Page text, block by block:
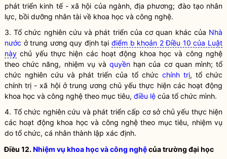
phát triển kinh tế - xã hội của ngành, địa phương; đào tạo nhân
lực, bồi dưỡng nhân tài về khoa học và công nghệ.
3. Tổ chức nghiên cứu và phát triển của cơ quan khác của Nhà
nước ở trung ương quy định tại điểm b khoản 2 Điều 10 của Luật
này chủ yếu thực hiện các hoạt động khoa học và công nghệ
theo chức năng, nhiệm vụ và quyền hạn của cơ quan mình; tổ
chức nghiên cứu và phát triển của tổ chức chính trị, tổ chức
chính trị - xã hội ở trung ương chủ yếu thực hiện các hoạt động
khoa học và công nghệ theo mục tiêu, điều lệ của tổ chức mình.
4. Tổ chức nghiên cứu và phát triển cấp cơ sở chủ yếu thực hiện
các hoạt động khoa học và công nghệtheo mục tiêu, nhiệm vụ
do tổ chức, cá nhân thành lập xác định.
Điều 12.Nhiệm vụ khoa học và công nghệcủa trường đại học